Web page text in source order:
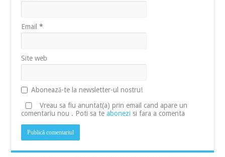
Email*
Site web
Abonează-te la newsletter-ul nostru!
Vreau sa fiu anuntat(a) prin email cand apare un
comentariu nou . Poti sa teabonezi si fara a comenta